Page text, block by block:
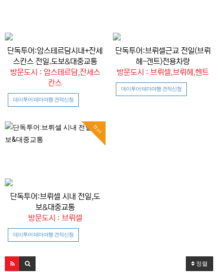
단독투어:암스테르담시내+잔세
스칸스 전일.도보&대중교통
방문도시 : 암스테르담,잔세스
칸스
데이투어 테마여행 견적신청
단독투어:브뤼셀근교 전일(브뤼
헤-겐트)전용차량
방문도시 : 브뤼셀,브뤼헤,헨트
데이투어 테마여행 견적신청
Hot
단독투어:브뤼셀 시내 전일,도
보&대중교통
방문도시 : 브뤼셀
데이투어 테마여행 견적신청
정렬